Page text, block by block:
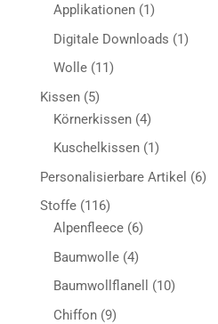
Produkte
Applikationen 11
Produkt
Digitale Downloads 11
Wolle 1111
Kissen 55
Produkte
Körnerkissen 44
Produkte
Kuschelkissen 11
Produkt
Personalisierbare Artikel 66
Stoffe 116116
Produkte
Alpenfleece 66
Baumwolle 44
Produkte
Baumwollflanell 1010
Chiffon 99